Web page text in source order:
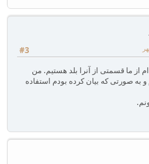
#3
از ما قسمتی از آنرا بلد هستیم. من
و به صورتی که بیان کرده بودم استفاده